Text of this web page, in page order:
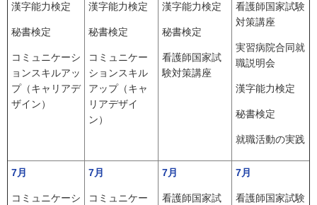
漢字能力検定
秘書検定
コミュニケーシ
ョンスキルアッ
プ（キャリアデ
ザイン）
漢字能力検定
秘書検定
コミュニケー
ションスキル
アップ（キャ
リアデザイ
ン）
漢字能力検定
秘書検定
看護師国家試
験対策講座
看護師国家試験
対策講座
実習病院合同就
職説明会
漢字能力検定
秘書検定
就職活動の実践
7月
コミュニケーシ
7月
コミュニケー
7月
看護師国家試
7月
看護師国家試験